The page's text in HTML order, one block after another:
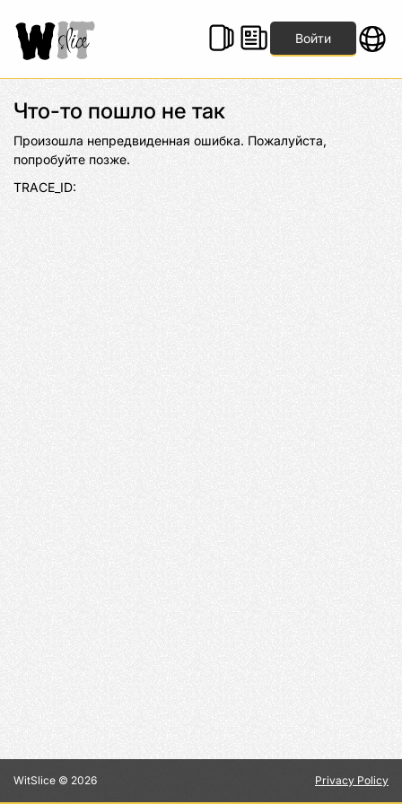
Войти
Что-то пошло не так
Произошла непредвиденная ошибка. Пожалуйста,
попробуйте позже.
TRACE_ID:
WitSlice © 2026 Privacy Policy